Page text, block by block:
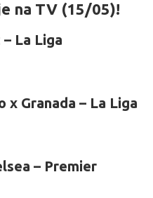
na TV (15/05)!
– La Liga
x Granada – La Liga
– Premier